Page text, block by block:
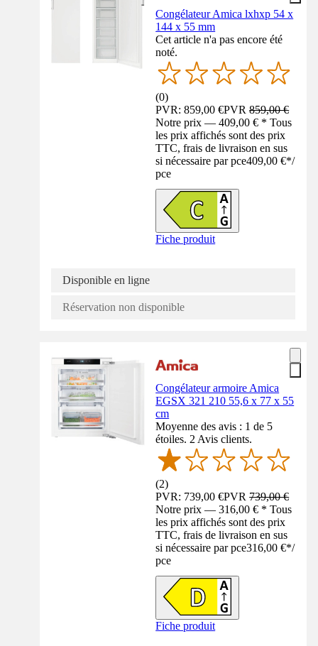
Congélateur Amica lxhxp 54 x
144 x 55 mm
Cet article n'a pas encore été
noté.
(0)
PVR: 859,00 €PVR859,00 €
Notre prix — 409,00 € * Tous
les prix affichés sont des prix
TTC, frais de livraison en sus
si nécessaire par pce409,00 €*/
pce
Fiche produit
Disponible en ligne
Réservation non disponible
Congélateur armoire Amica
EGSX 321 210 55,6 x 77 x 55
cm
Moyenne des avis : 1 de 5
étoiles. 2 Avis clients.
(2)
PVR: 739,00 €PVR739,00 €
Notre prix — 316,00 € * Tous
les prix affichés sont des prix
TTC, frais de livraison en sus
si nécessaire par pce316,00 €*/
pce
Fiche produit